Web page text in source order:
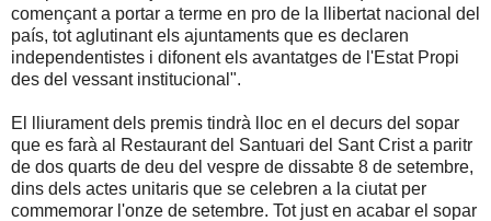
començant a portar a terme en pro de la llibertat nacional del
país, tot aglutinant els ajuntaments que es declaren
independentistes i difonent els avantatges de l'Estat Propi
des del vessant institucional".
El lliurament dels premis tindrà lloc en el decurs del sopar
que es farà al Restaurant del Santuari del Sant Crist a paritr
de dos quarts de deu del vespre de dissabte 8 de setembre,
dins dels actes unitaris que se celebren a la ciutat per
commemorar l'onze de setembre. Tot just en acabar el sopar